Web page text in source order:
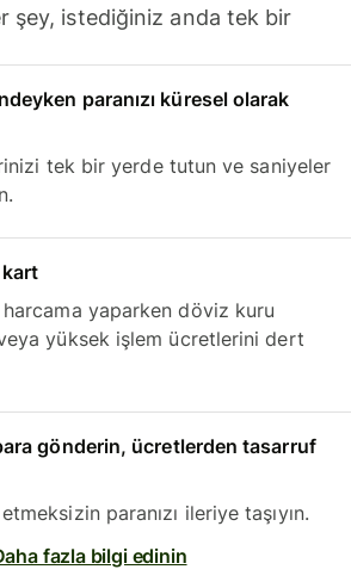
şey, istediğiniz anda tek bir
paranızı küresel olarak
tek bir yerde tutun ve saniyeler
kart
harcama yaparken döviz kuru
veya yüksek işlem ücretlerini dert
gönderin, ücretlerden tasarruf
paranızı ileriye taşıyın.
fazla bilgi edinin